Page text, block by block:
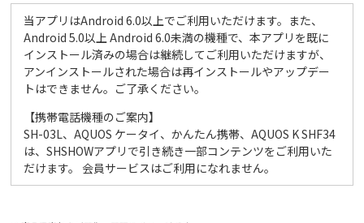
スペシャル
当アプリはAndroid 6.0以上でご利用いただけます。また、
Android 5.0以上 Android 6.0未満の機種で、本アプリを既に
インストール済みの場合は継続してご利用いただけますが、
アンインストールされた場合は再インストールやアップデー
トはできません。ご了承ください。
【携帯電話機種のご案内】
SH-03L、AQUOS ケータイ、かんたん携帯、AQUOS K SHF34
は、SHSHOWアプリで引き続き一部コンテンツをご利用いた
だけます。 会員サービスはご利用になれません。